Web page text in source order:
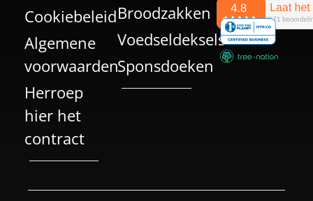
Cookiebeleid
Algemene
voorwaarden
Herroep
hier het
contract
Broodzakken
Voedseldeksels
Sponsdoeken